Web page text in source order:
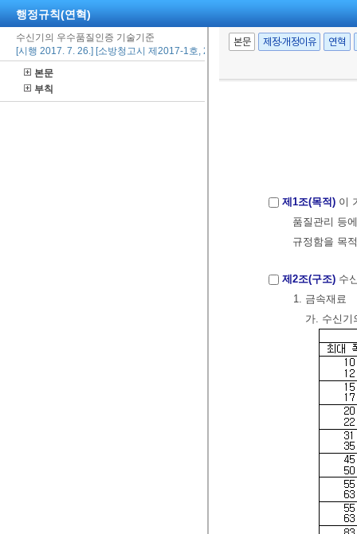
행정규칙(연혁)
수신기의 우수품질인증 기술기준
[시행 2017. 7. 26.] [소방청고시 제2017-1호, 2017. 7. 26., 타법개정]
본문
부칙
본문 제정·개정이유 연혁
제1조(목적) 이
품질관리 등
규정함을 목
제2조(구조) 수
1. 금속재료
가. 수신기